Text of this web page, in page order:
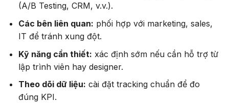
(A/B Testing, CRM, v.v.).
Các bên liên quan: phối hợp với marketing, sales,
IT để tránh xung đột.
Kỹ năng cần thiết: xác định sớm nếu cần hỗ trợ từ
lập trình viên hay designer.
Theo dõi dữ liệu: cài đặt tracking chuẩn để đo
đúng KPI.